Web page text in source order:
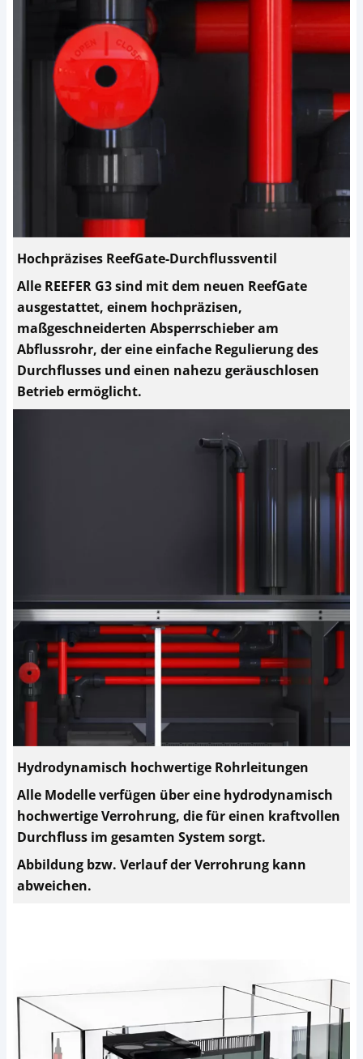
Hochpräzises ReefGate-Durchflussventil
Alle REEFER G3 sind mit dem neuen ReefGate
ausgestattet, einem hochpräzisen,
maßgeschneiderten Absperrschieber am
Abflussrohr, der eine einfache Regulierung des
Durchflusses und einen nahezu geräuschlosen
Betrieb ermöglicht.
Hydrodynamisch hochwertige Rohrleitungen
Alle Modelle verfügen über eine hydrodynamisch
hochwertige Verrohrung, die für einen kraftvollen
Durchfluss im gesamten System sorgt.
Abbildung bzw. Verlauf der Verrohrung kann
abweichen.